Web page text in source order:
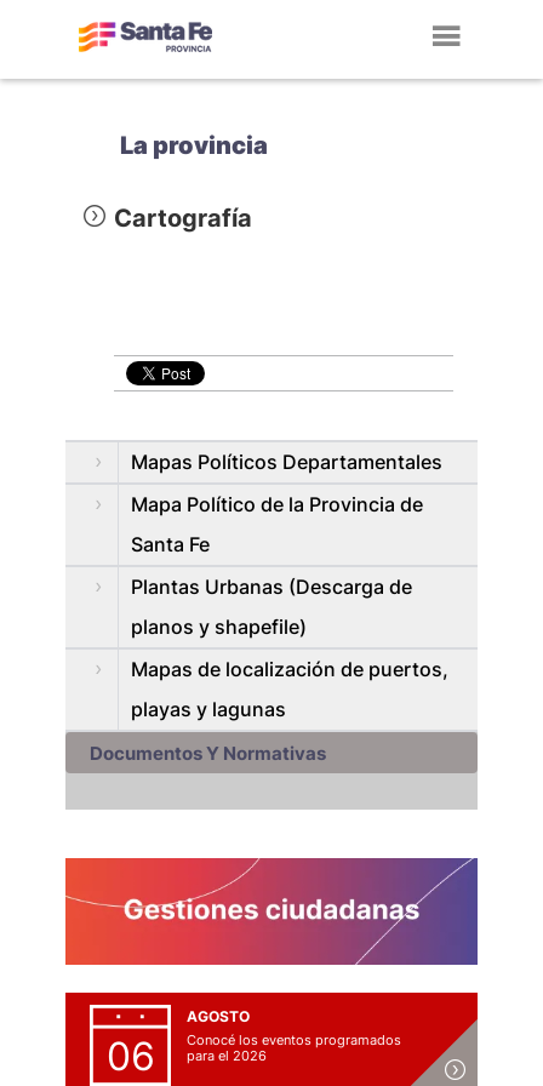
La provincia
Cartografía
Mapas Políticos Departamentales
Mapa Político de la Provincia de
Santa Fe
Plantas Urbanas (Descarga de
planos y shapefile)
Mapas de localización de puertos,
playas y lagunas
Documentos Y Normativas
06
AGOSTO
Conocé los eventos programados
para el 2026